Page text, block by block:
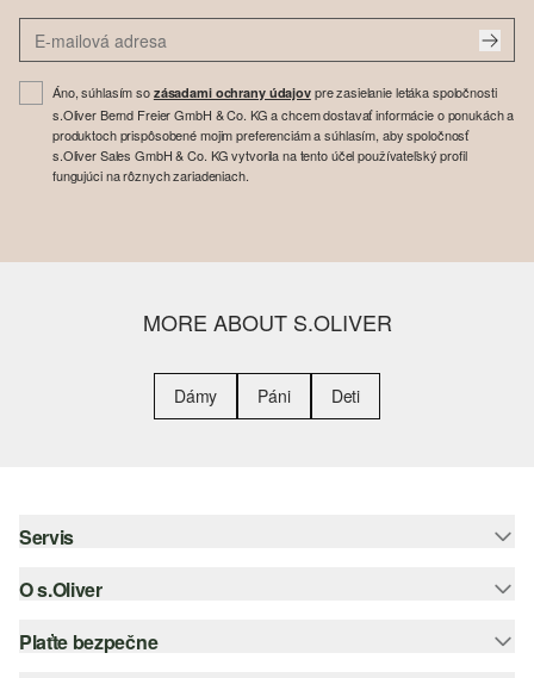
Áno, súhlasím so zásadami ochrany údajovpre zasielanie letáka spoločnosti
s.Oliver Bernd Freier GmbH & Co. KG a chcem dostavať informácie o ponukách a
produktoch prispôsobené mojim preferenciám a súhlasím, aby spoločnosť
s.Oliver Sales GmbH & Co. KG vytvorila na tento účel používateľský profil
fungujúci na rôznych zariadeniach.
MORE ABOUT S.OLIVER
Dámy Páni Deti
Servis
Pomoc a FAQ
Nápoveda k veľkostiam
O s.Oliver
Leták
Plaťte bezpečne